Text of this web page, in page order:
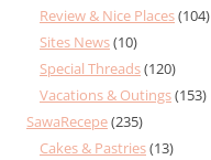
Review & Nice Places(104)
Sites News(10)
Special Threads(120)
Vacations & Outings(153)
SawaRecepe(235)
Cakes & Pastries(13)